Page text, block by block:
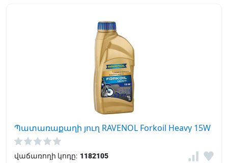
Պատառաքաղի յուղ RAVENOL Forkoil Heavy 15W
վաճառողի կոդը: 1182105